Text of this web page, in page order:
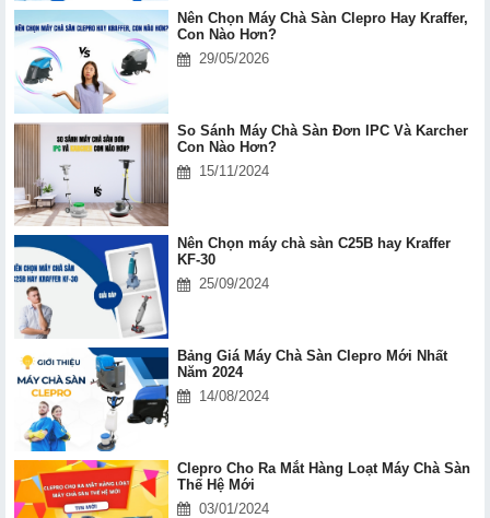
Nên Chọn Máy Chà Sàn Clepro Hay Kraffer,
Con Nào Hơn?
29/05/2026
So Sánh Máy Chà Sàn Đơn IPC Và Karcher
Con Nào Hơn?
15/11/2024
Nên Chọn máy chà sàn C25B hay Kraffer
KF-30
25/09/2024
Bảng Giá Máy Chà Sàn Clepro Mới Nhất
Năm 2024
14/08/2024
Clepro Cho Ra Mắt Hàng Loạt Máy Chà Sàn
Thế Hệ Mới
03/01/2024